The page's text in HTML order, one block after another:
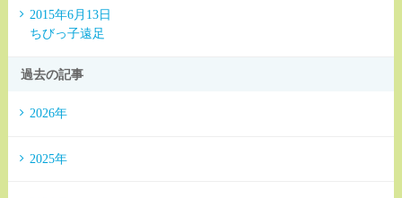
2015年6月13日
ちびっ子遠足
過去の記事
2026年
2025年